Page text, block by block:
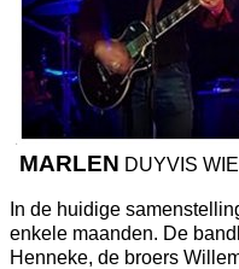
MARLEN DUYVIS
In de huidige
enkele maanden. De
Henneke, de broers